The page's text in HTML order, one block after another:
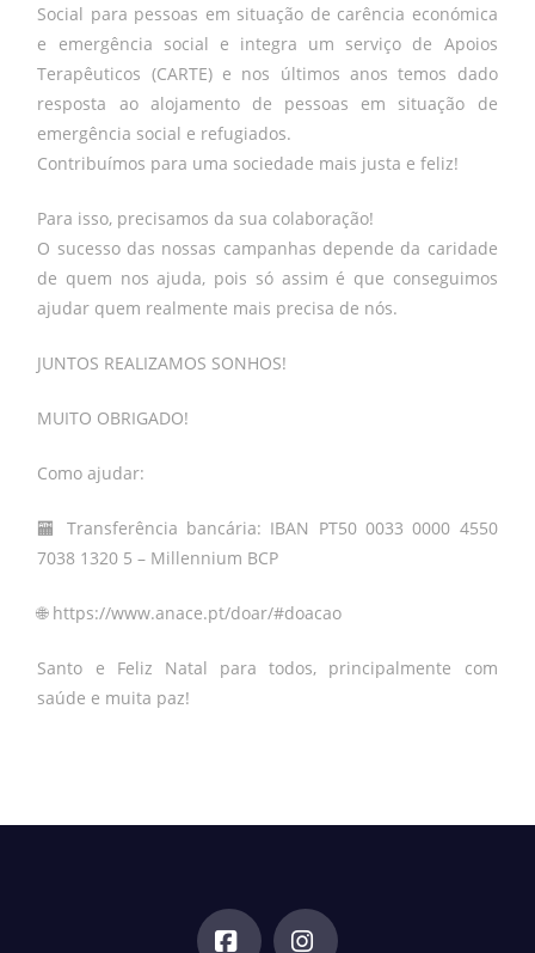
Social para pessoas em situação de carência económica
e emergência social e integra um serviço de Apoios
Terapêuticos (CARTE) e nos últimos anos temos dado
resposta ao alojamento de pessoas em situação de
emergência social e refugiados.
Contribuímos para uma sociedade mais justa e feliz!
Para isso, precisamos da sua colaboração!
O sucesso das nossas campanhas depende da caridade
de quem nos ajuda, pois só assim é que conseguimos
ajudar quem realmente mais precisa de nós.
JUNTOS REALIZAMOS SONHOS!
MUITO OBRIGADO!
Como ajudar:
🏧 Transferência bancária: IBAN PT50 0033 0000 4550
7038 1320 5 – Millennium BCP
🌐 https://www.anace.pt/doar/#doacao
Santo e Feliz Natal para todos, principalmente com
saúde e muita paz!